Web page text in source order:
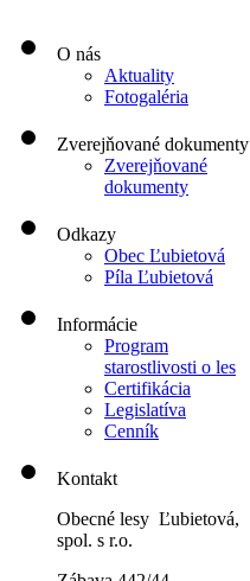
O nás
Aktuality
Fotogaléria
Zverejňované dokumenty
Zverejňované
dokumenty
Odkazy
Obec Ľubietová
Píla Ľubietová
Informácie
Program
starostlivosti o les
Certifikácia
Legislatíva
Cenník
Kontakt
Obecné lesy Ľubietová,
spol. s r.o.